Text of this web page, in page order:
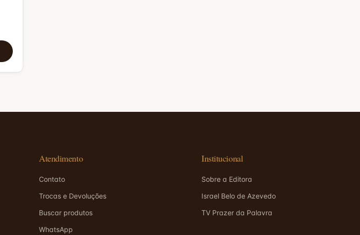
Atendimento
Contato
Trocas e Devoluções
Buscar produtos
WhatsApp
Institucional
Sobre a Editora
Israel Belo de Azevedo
TV Prazer da Palavra